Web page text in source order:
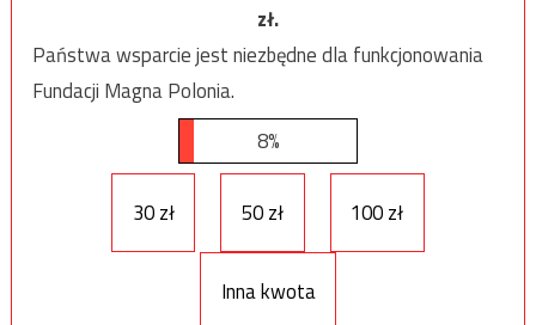
zł.
Państwa wsparcie jest niezbędne dla funkcjonowania
Fundacji Magna Polonia.
8%
30 zł 50 zł 100 zł
Inna kwota